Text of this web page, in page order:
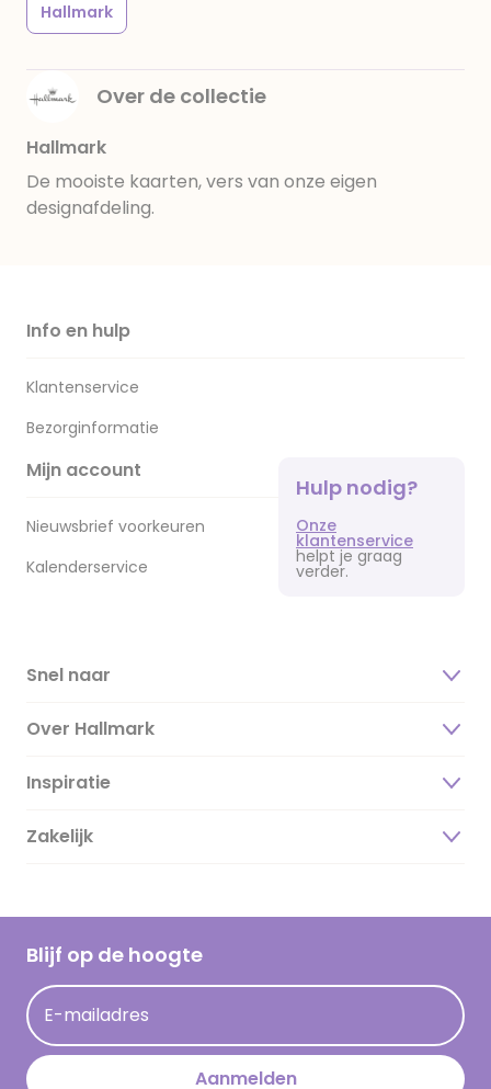
Hallmark
Over de collectie
Hallmark
De mooiste kaarten, vers van onze eigen
designafdeling.
Info en hulp
Klantenservice
Bezorginformatie
Mijn account
Nieuwsbrief voorkeuren
Kalenderservice
Hulp nodig?
Onze
klantenservice
helpt je graag
verder.
Snel naar
Over Hallmark
Over ons
Duurzaamheid
Hallmark Kaartclub
Acties
Persberichten
Hallmark en Kinderpostzegels
Inspiratie
Magazine
Cadeau inspiratie
Kaartinspiratie
Zakelijk
Blijf op de hoogte
E-mailadres
Aanmelden